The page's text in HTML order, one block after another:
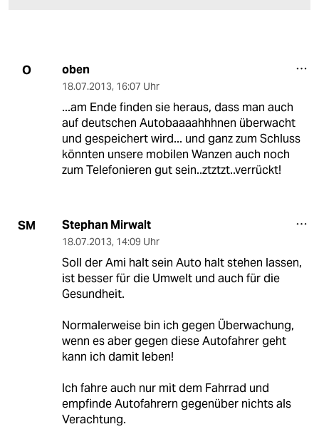
O oben
18.07.2013, 16:07 Uhr
...am Ende finden sie heraus, dass man auch
auf deutschen Autobaaaahhhnen überwacht
und gespeichert wird... und ganz zum Schluss
könnten unsere mobilen Wanzen auch noch
zum Telefonieren gut sein..ztztzt..verrückt!
SM Stephan Mirwalt
18.07.2013, 14:09 Uhr
Soll der Ami halt sein Auto halt stehen lassen,
ist besser für die Umwelt und auch für die
Gesundheit.
Normalerweise bin ich gegen Überwachung,
wenn es aber gegen diese Autofahrer geht
kann ich damit leben!
Ich fahre auch nur mit dem Fahrrad und
empfinde Autofahrern gegenüber nichts als
Verachtung.